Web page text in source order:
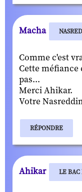
Macha
Comme c'est
Cette méfiance
pas...
Merci Ahikar.
Votre
RÉPONDRE
Ahikar LE BAC